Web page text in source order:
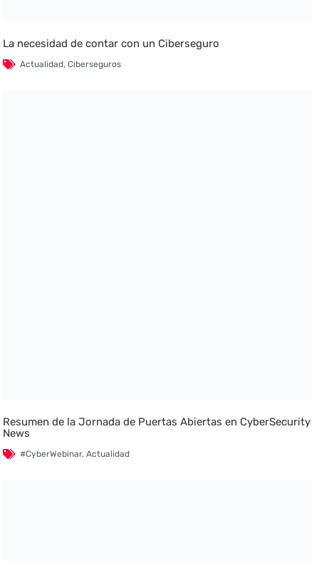
La necesidad de contar con un Ciberseguro
Actualidad,Ciberseguros
Resumen de la Jornada de Puertas Abiertas en CyberSecurity
News
#CyberWebinar,Actualidad